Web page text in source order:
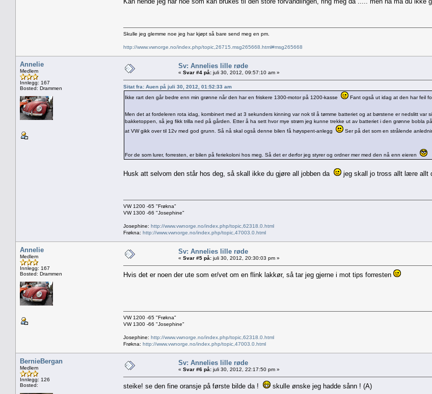
Skulle jeg glemme noe jeg har kjøpt så bare send meg en pm.
http://www.vwnorge.no/index.php/topic,26715.msg265668.html#msg265668
Annelie
Medlem
Innlegg: 167
Bosted: Drammen
Sv: Annelies lille røde
« Svar #4 på: juli 30, 2012, 09:57:10 am »
Sitat fra: Auen på juli 30, 2012, 01:52:33 am
Ikke rart den går bedre enn min grønne når den har en friskere 1300-motor på 1200-kasse
Fant også ut idag at den har feil
Men det at fordeleren rota idag, kombinert med at 3 sekunders kinning var nok til å tømme batteriet og at børstene er nedslitt var
bakketoppen, så jeg fikk trilla ned på gården. Etter å ha sett hvor mye strøm jeg kunne trekke ut av batteriet i den grønne bobla
at VW gikk over til 12v med god grunn. Så nå skal også denne bilen få høyspent-anlegg
Ser på det som en strålende
For de som lurer, forresten, er bilen på feriekoloni hos meg. Så det er derfor jeg styrer og ordner mer med den nå enn eieren
Husk att selvom den står hos deg, så skall ikke du gjøre all jobben da jeg skall jo tross allt lære allt
VW 1200 -65 "Frøkna"
VW 1300 -66 "Josephine"
Josephine: http://www.vwnorge.no/index.php/topic,62318.0.html
Frøkna: http://www.vwnorge.no/index.php/topic,47003.0.html
Annelie
Medlem
Innlegg: 167
Bosted: Drammen
Sv: Annelies lille røde
« Svar #5 på: juli 30, 2012, 20:30:03 pm »
Hvis det er noen der ute som er/vet om en flink lakkør, så tar jeg gjerne i mot tips forresten
VW 1200 -65 "Frøkna"
VW 1300 -66 "Josephine"
Josephine: http://www.vwnorge.no/index.php/topic,62318.0.html
Frøkna: http://www.vwnorge.no/index.php/topic,47003.0.html
BernieBergan
Medlem
Innlegg: 126
Bosted:
Sv: Annelies lille røde
« Svar #6 på: juli 30, 2012, 22:17:50 pm »
steike! se den fine oransje på første bilde da ! skulle ønske jeg hadde sånn ! (A)